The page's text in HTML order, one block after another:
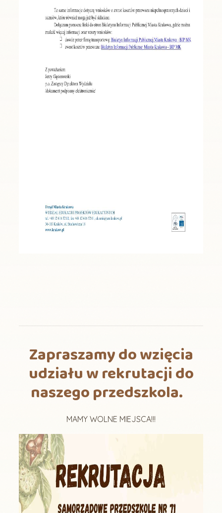
Zapraszamy do wzięcia
udziału w rekrutacji do
naszego przedszkola.
MAMY WOLNE MIEJSCA!!!